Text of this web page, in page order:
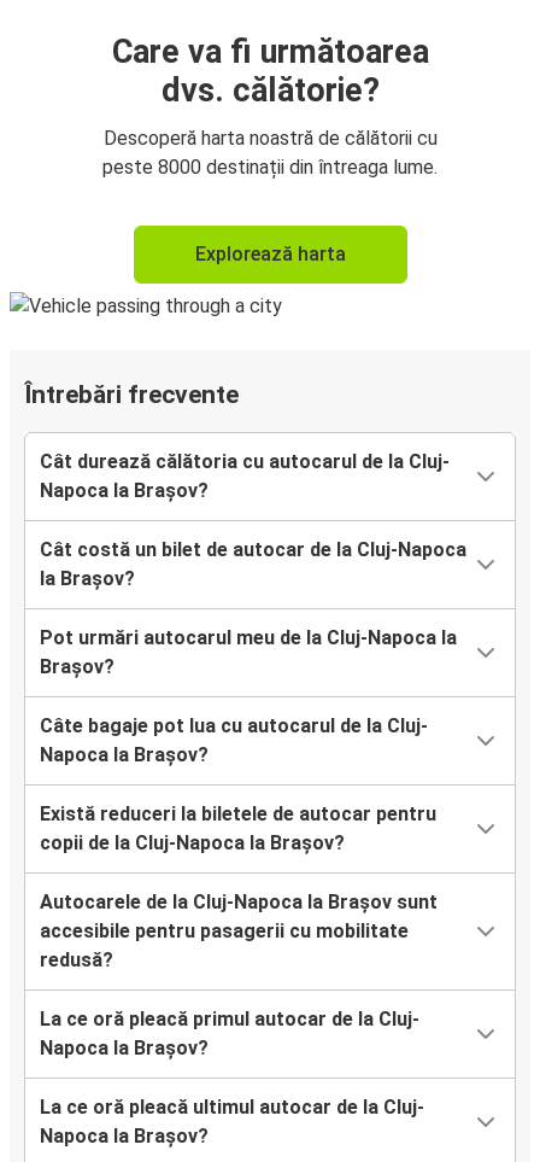
Care va fi următoarea
dvs. călătorie?
Descoperă harta noastră de călătorii cu
peste 8000 destinații din întreaga lume.
Explorează harta
Întrebări frecvente
Cât durează călătoria cu autocarul de la Cluj-
Napoca la Brașov?
Cât costă un bilet de autocar de la Cluj-Napoca
la Brașov?
Pot urmări autocarul meu de la Cluj-Napoca la
Brașov?
Câte bagaje pot lua cu autocarul de la Cluj-
Napoca la Brașov?
Există reduceri la biletele de autocar pentru
copii de la Cluj-Napoca la Brașov?
Autocarele de la Cluj-Napoca la Brașov sunt
accesibile pentru pasagerii cu mobilitate
redusă?
La ce oră pleacă primul autocar de la Cluj-
Napoca la Brașov?
La ce oră pleacă ultimul autocar de la Cluj-
Napoca la Brașov?